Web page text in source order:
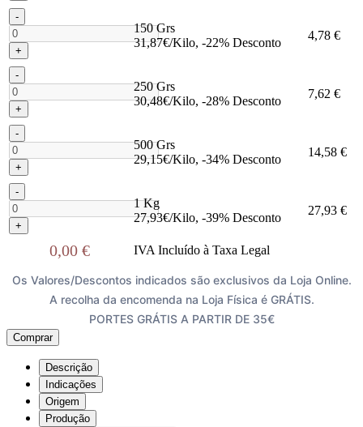
-
+
150 Grs
31,87€/Kilo, -22% Desconto
4,78 €
-
+
250 Grs
30,48€/Kilo, -28% Desconto
7,62 €
-
+
500 Grs
29,15€/Kilo, -34% Desconto
14,58 €
-
+
1 Kg
27,93€/Kilo, -39% Desconto
27,93 €
0,00 € IVA Incluído à Taxa Legal
Os Valores/Descontos indicados são exclusivos da Loja Online.
A recolha da encomenda na Loja Física é GRÁTIS.
PORTES GRÁTIS A PARTIR DE 35€
Comprar
Descrição
Indicações
Origem
Produção